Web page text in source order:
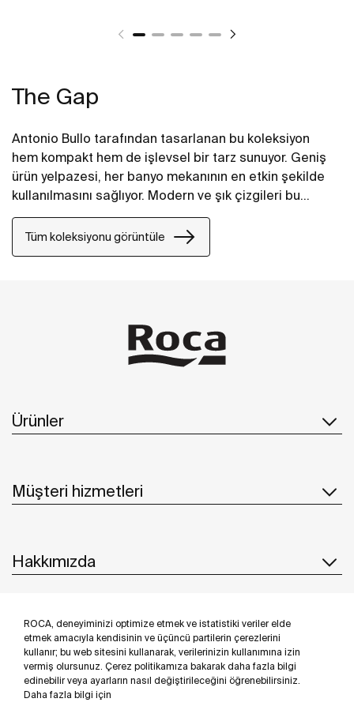
ROCA, deneyiminizi optimize etmek ve istatistiki veriler elde
etmek amacıyla kendisinin ve üçüncü partilerin çerezlerini
kullanır; bu web sitesini kullanarak, verilerinizin kullanımına izin
vermiş olursunuz. Çerez politikamıza bakarak daha fazla bilgi
edinebilir veya ayarların nasıl değiştirileceğini öğrenebilirsiniz.
Daha fazla bilgi için
The Gap
Antonio Bullo tarafından tasarlanan bu koleksiyon
hem kompakt hem de işlevsel bir tarz sunuyor. Geniş
ürün yelpazesi, her banyo mekanının en etkin şekilde
kullanılmasını sağlıyor. Modern ve şık çizgileri bu
takımı en akıllı seçenek haline getiriyor.
Tüm koleksiyonu görüntüle
Ürünler
Müşteri hizmetleri
Hakkımızda
İlham & Fikirler
Bizi takip edin